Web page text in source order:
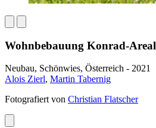
Wohnbebauung Konrad-Areal
Neubau, Schönwies, Österreich - 2021
Alois Zierl, Martin Tabernig
Fotografiert von Christian Flatscher